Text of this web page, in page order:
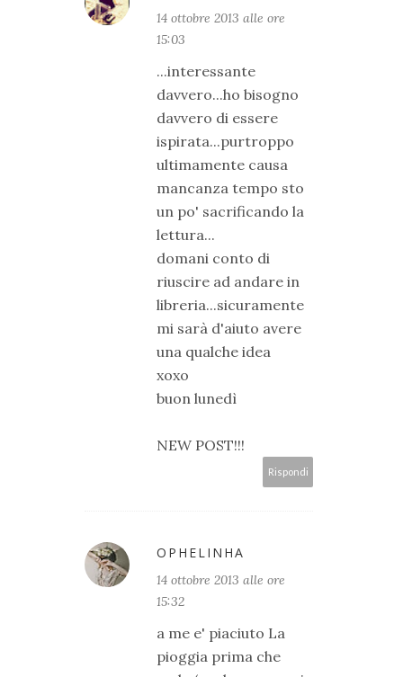
14 ottobre 2013 alle ore
15:03
...interessante
davvero...ho bisogno
davvero di essere
ispirata...purtroppo
ultimamente causa
mancanza tempo sto
un po' sacrificando la
lettura...
domani conto di
riuscire ad andare in
libreria...sicuramente
mi sarà d'aiuto avere
una qualche idea
xoxo
buon lunedì
NEW POST!!!
Rispondi
OPHELINHA
14 ottobre 2013 alle ore
15:32
a me e' piaciuto La
pioggia prima che